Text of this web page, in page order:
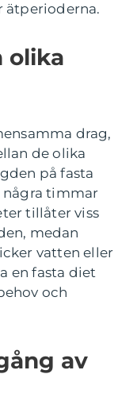
olika
drag,
de olika
på fasta
några timmar
tillåter viss
medan
vatten eller
en fasta diet
och
av